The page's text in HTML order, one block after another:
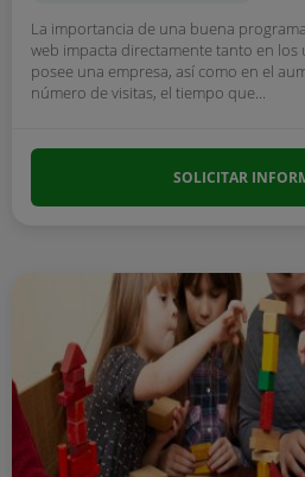
La importancia de una buena
web impacta directamente tanto en
posee una empresa, así como en el
número de visitas, el tiempo que...
SOLICITAR